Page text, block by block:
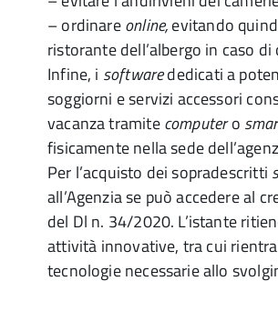
– ordinareonline,evitando
ristorante dell’albergo in caso
Infine, i softwarededicati a
soggiorni e servizi accessori
vacanza tramitecomputero
fisicamente nella sede
Per l’acquisto dei sopradescritti
all’Agenzia se può accedere al
del Dl n. 34/2020. L’istante
attività innovative, tra cui
tecnologie necessarie allo